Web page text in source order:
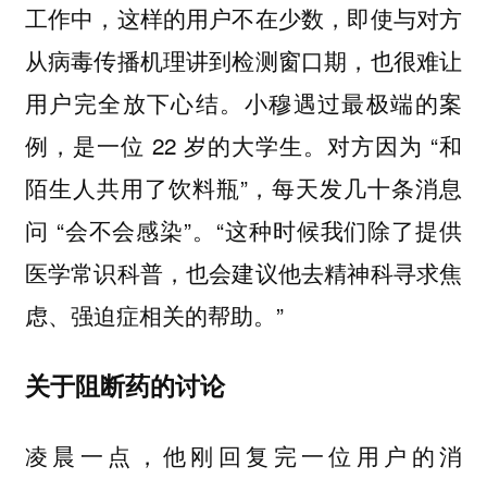
工作中，这样的用户不在少数，即使与对方
从病毒传播机理讲到检测窗口期，也很难让
用户完全放下心结。小穆遇过最极端的案
例，是一位 22 岁的大学生。对方因为 “和
陌生人共用了饮料瓶”，每天发几十条消息
问 “会不会感染”。“这种时候我们除了提供
医学常识科普，也会建议他去精神科寻求焦
虑、强迫症相关的帮助。”
关于阻断药的讨论
凌晨一点，他刚回复完一位用户的消